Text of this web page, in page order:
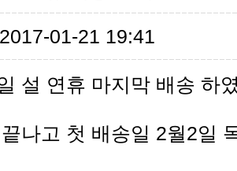
2017-01-21 19:41
설 연휴 마지막 배송 하